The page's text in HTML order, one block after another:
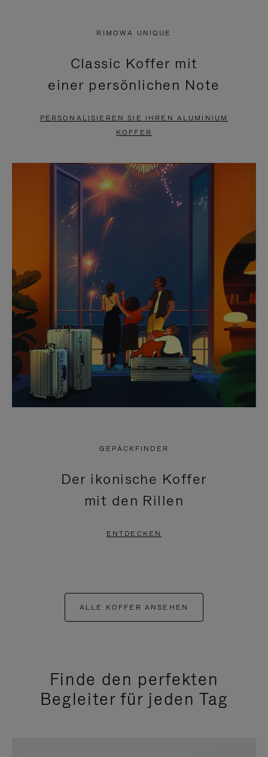
PAUSIERT,
BITTE
DRÜCKEN
ANZUHALTEN
KLICKEN
SIE
ZUM
AUFHEBEN
STUMMSCHALTUNG
RIMOWA UNIQUE
Classic Koffer mit
einer persönlichen Note
PERSONALISIEREN SIE IHREN ALUMINIUM
KOFFER
GEPÄCKFINDER
Der ikonische Koffer
mit den Rillen
ENTDECKEN
ALLE KOFFER ANSEHEN
Finde den perfekten
Begleiter für jeden Tag